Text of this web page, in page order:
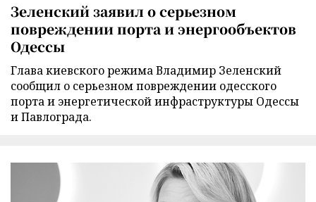
Зеленский заявил о серьезном
повреждении порта и энергообъектов
Одессы
Глава киевского режима Владимир Зеленский
сообщил о серьезном повреждении одесского
порта и энергетической инфраструктуры Одессы
и Павлограда.